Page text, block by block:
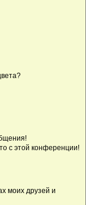
с этой конференции!
моих друзей и